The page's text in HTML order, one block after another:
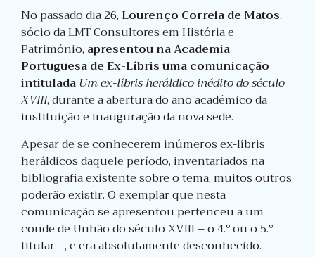
No passado dia 26,Lourenço Correia de Matos,
sócio da LMT Consultores em História e
Património, apresentou na Academia
Portuguesa de Ex-Líbris uma comunicação
intituladaUm ex-líbris heráldico inédito do século
XVIII, durante a abertura do ano académico da
instituição e inauguração da nova sede.
Apesar de se conhecerem inúmeros ex-líbris
heráldicos daquele período, inventariados na
bibliografia existente sobre o tema, muitos outros
poderão existir. O exemplar que nesta
comunicação se apresentou pertenceu a um
conde de Unhão do século XVIII – o 4.º ou o 5.º
titular –, e era absolutamente desconhecido.